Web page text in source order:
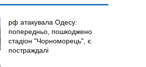
рф атакувала Одесу:
попередньо, пошкоджено
стадіон "Чорноморець", є
постраждалі